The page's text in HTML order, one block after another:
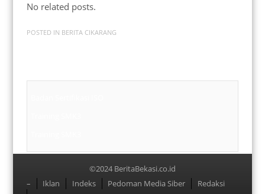
No related posts.
POSTED IN BERITA CIKARANG
©2024 BeritaBekasi.co.id
Menu
– Iklan Indeks Pedoman Media Siber
Redaksi